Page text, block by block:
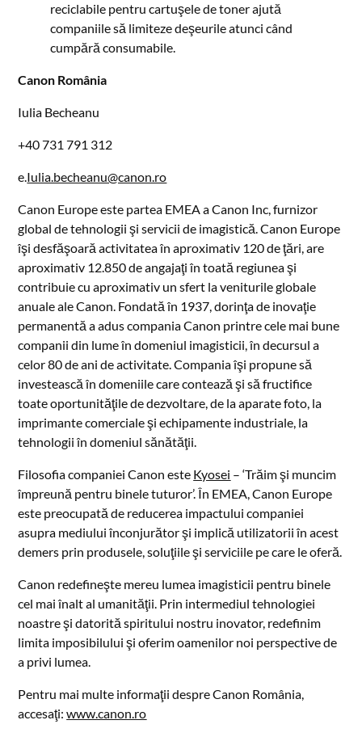
reciclabile pentru cartuşele de toner ajută
companiile să limiteze deşeurile atunci când
cumpără consumabile.
Canon România
Iulia Becheanu
+40 731 791 312
e.Iulia.becheanu@canon.ro
Canon Europe este partea EMEA a Canon Inc, furnizor
global de tehnologii şi servicii de imagistică. Canon Europe
îşi desfăşoară activitatea în aproximativ 120 de ţări, are
aproximativ 12.850 de angajaţi în toată regiunea şi
contribuie cu aproximativ un sfert la veniturile globale
anuale ale Canon. Fondată în 1937, dorinţa de inovaţie
permanentă a adus compania Canon printre cele mai bune
companii din lume în domeniul imagisticii, în decursul a
celor 80 de ani de activitate. Compania îşi propune să
investească în domeniile care contează şi să fructifice
toate oportunităţile de dezvoltare, de la aparate foto, la
imprimante comerciale şi echipamente industriale, la
tehnologii în domeniul sănătăţii.
Filosofia companiei Canon este Kyosei – ‘Trăim şi muncim
împreună pentru binele tuturor’. În EMEA, Canon Europe
este preocupată de reducerea impactului companiei
asupra mediului înconjurător şi implică utilizatorii în acest
demers prin produsele, soluţiile şi serviciile pe care le oferă.
Canon redefineşte mereu lumea imagisticii pentru binele
cel mai înalt al umanităţii. Prin intermediul tehnologiei
noastre şi datorită spiritului nostru inovator, redefinim
limita imposibilului şi oferim oamenilor noi perspective de
a privi lumea.
Pentru mai multe informaţii despre Canon România,
accesaţi:www.canon.ro